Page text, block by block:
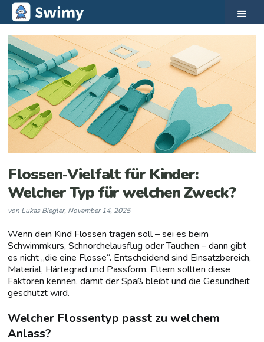
Flossen‑Vielfalt für Kinder:
Welcher Typ für welchen Zweck?
von Lukas Biegler, November 14, 2025
Wenn dein Kind Flossen tragen soll – sei es beim
Schwimmkurs, Schnorchelausflug oder Tauchen – dann gibt
es nicht „die eine Flosse“. Entscheidend sind Einsatzbereich,
Material, Härtegrad und Passform. Eltern sollten diese
Faktoren kennen, damit der Spaß bleibt und die Gesundheit
geschützt wird.
Welcher Flossentyp passt zu welchem
Anlass?